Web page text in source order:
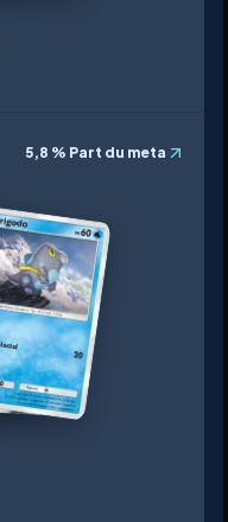
5,8 % Part du meta